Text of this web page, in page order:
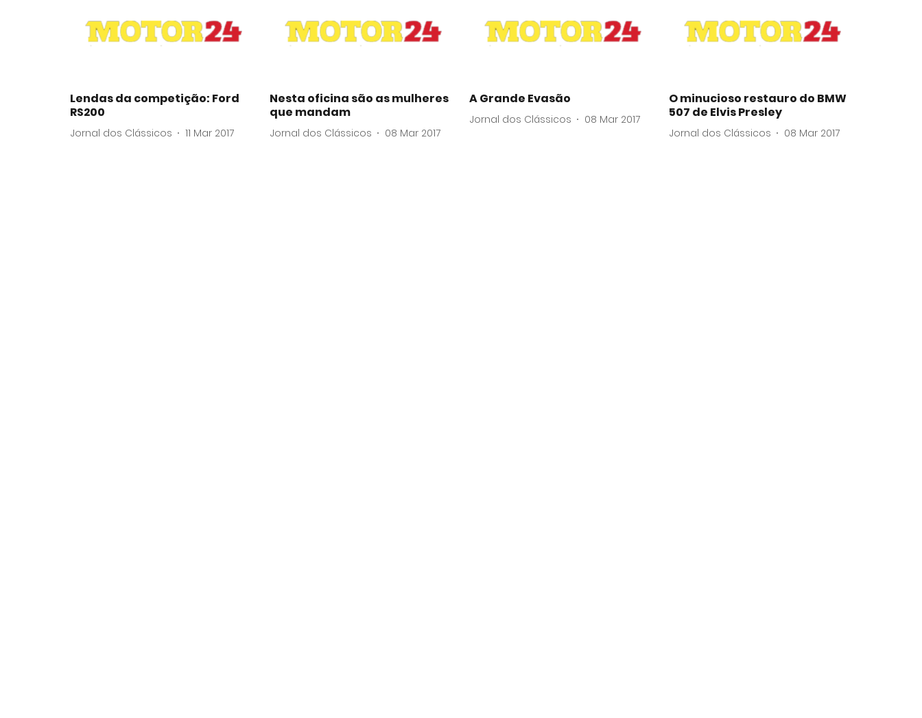
Lendas da competição: Ford
RS200
Jornal dos Clássicos 11 Mar 2017
Nesta oficina são as mulheres
que mandam
Jornal dos Clássicos 08 Mar 2017
A Grande Evasão
Jornal dos Clássicos 08 Mar 2017
O minucioso restauro do BMW
507 de Elvis Presley
Jornal dos Clássicos 08 Mar 2017